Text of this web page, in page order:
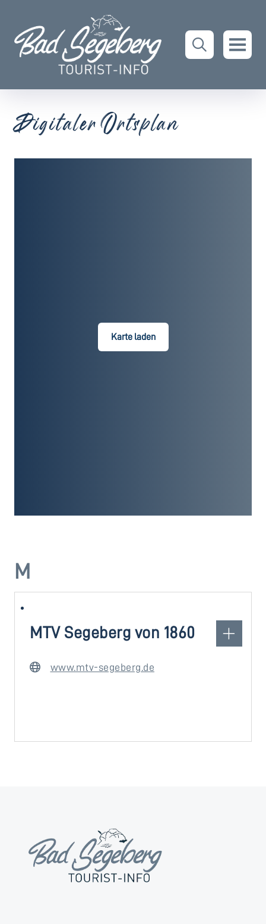
Digitaler Ortsplan
Karte laden
M
MTV Segeberg von 1860
www.mtv-segeberg.de